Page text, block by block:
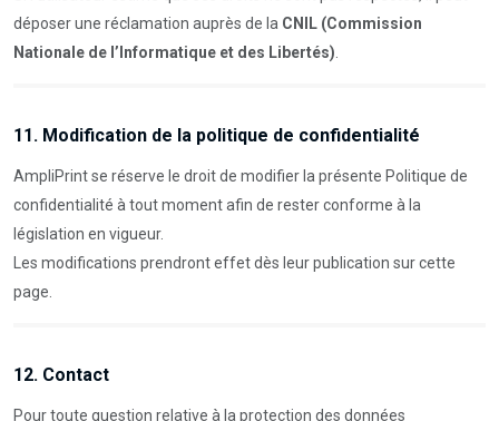
déposer une réclamation auprès de la CNIL (Commission
Nationale de l’Informatique et des Libertés)
11. Modification de la politique de confidentialité
AmpliPrint se réserve le droit de modifier la présente Politique de
confidentialité à tout moment afin de rester conforme à la
législation en vigueur.
Les modifications prendront effet dès leur publication sur cette
page.
12. Contact
Pour toute question relative à la protection des données